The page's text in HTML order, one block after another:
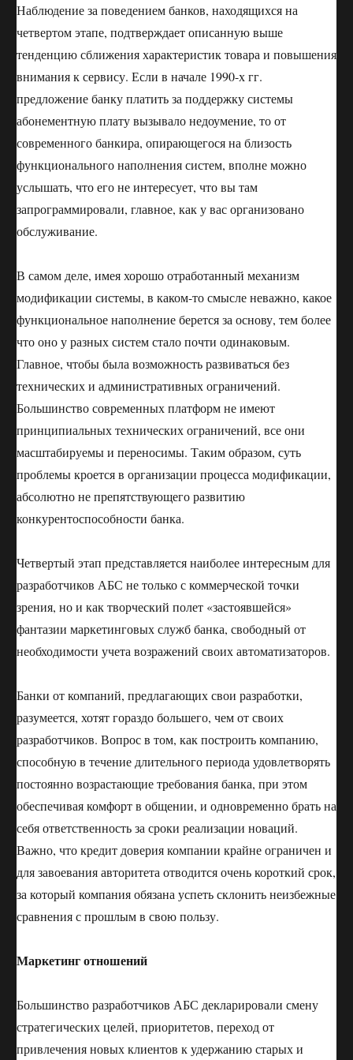
Наблюдение за поведением банков, находящихся на
четвертом этапе, подтверждает описанную выше
тенденцию сближения характеристик товара и повышения
внимания к сервису. Если в начале 1990-х гг.
предложение банку платить за поддержку системы
абонементную плату вызывало недоумение, то от
современного банкира, опирающегося на близость
функционального наполнения систем, вполне можно
услышать, что его не интересует, что вы там
запрограммировали, главное, как у вас организовано
обслуживание.
В самом деле, имея хорошо отработанный механизм
модификации системы, в каком-то смысле неважно, какое
функциональное наполнение берется за основу, тем более
что оно у разных систем стало почти одинаковым.
Главное, чтобы была возможность развиваться без
технических и административных ограничений.
Большинство современных платформ не имеют
принципиальных технических ограничений, все они
масштабируемы и переносимы. Таким образом, суть
проблемы кроется в организации процесса модификации,
абсолютно не препятствующего развитию
конкурентоспособности банка.
Четвертый этап представляется наиболее интересным для
разработчиков АБС не только с коммерческой точки
зрения, но и как творческий полет «застоявшейся»
фантазии маркетинговых служб банка, свободный от
необходимости учета возражений своих автоматизаторов.
Банки от компаний, предлагающих свои разработки,
разумеется, хотят гораздо большего, чем от своих
разработчиков. Вопрос в том, как построить компанию,
способную в течение длительного периода удовлетворять
постоянно возрастающие требования банка, при этом
обеспечивая комфорт в общении, и одновременно брать на
себя ответственность за сроки реализации новаций.
Важно, что кредит доверия компании крайне ограничен и
для завоевания авторитета отводится очень короткий срок,
за который компания обязана успеть склонить неизбежные
сравнения с прошлым в свою пользу.
Маркетинг отношений
Большинство разработчиков АБС декларировали смену
стратегических целей, приоритетов, переход от
привлечения новых клиентов к удержанию старых и